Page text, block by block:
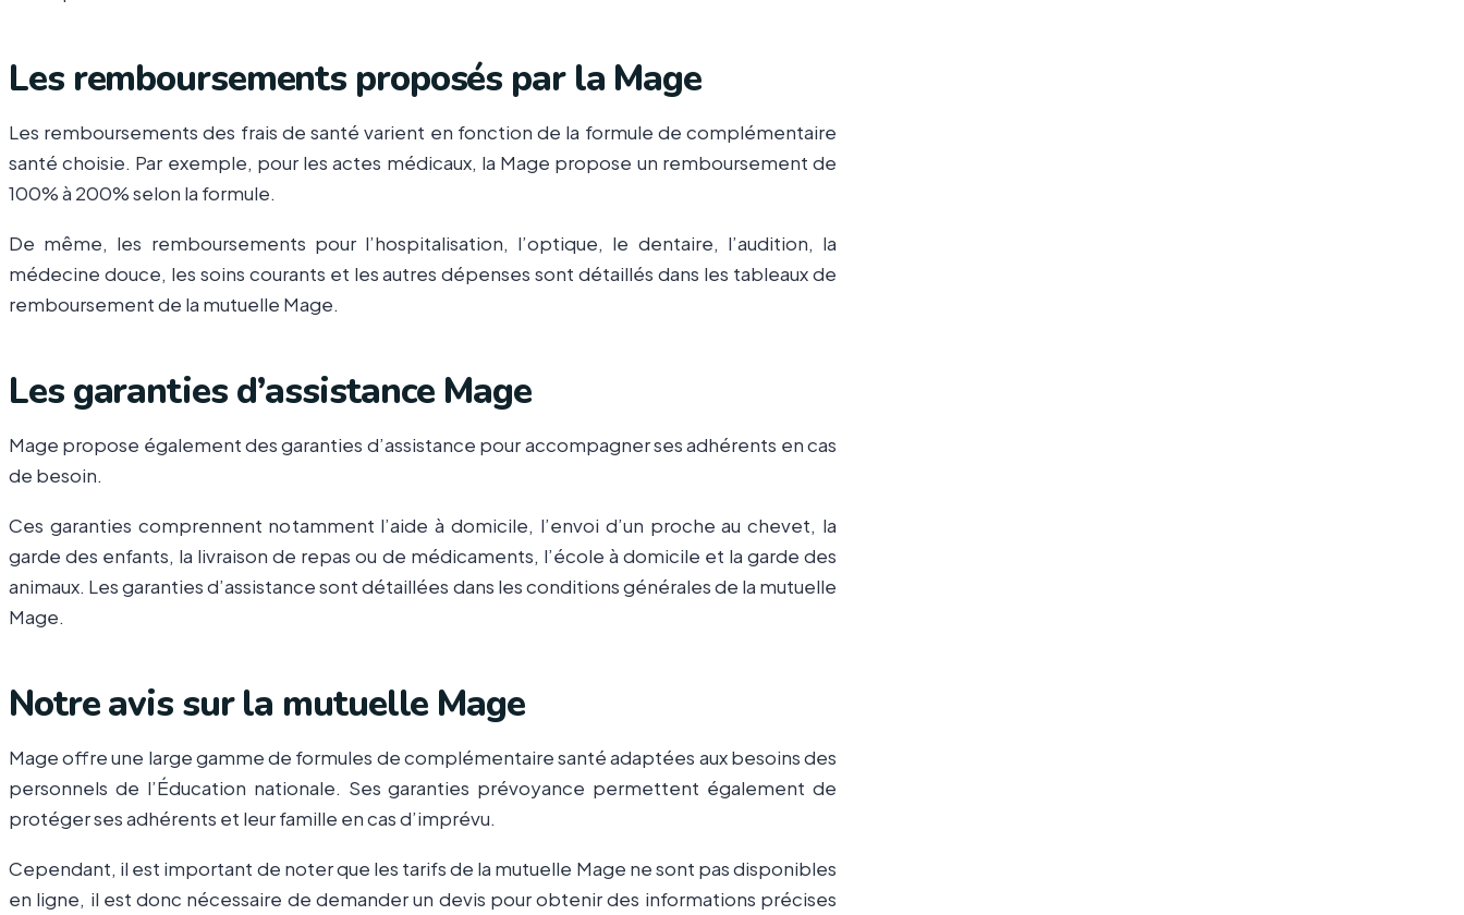
Les remboursements proposés par la Mage
Les remboursements des frais de santé varient en fonction de la formule de complémentaire
santé choisie. Par exemple, pour les actes médicaux, la Mage propose un remboursement de
100% à 200% selon la formule.
De même, les remboursements pour l’hospitalisation, l’optique, le dentaire, l’audition, la
médecine douce, les soins courants et les autres dépenses sont détaillés dans les tableaux de
remboursement de la mutuelle Mage.
Les garanties d’assistance Mage
Mage propose également des garanties d’assistance pour accompagner ses adhérents en cas
de besoin.
Ces garanties comprennent notamment l’aide à domicile, l’envoi d’un proche au chevet, la
garde des enfants, la livraison de repas ou de médicaments, l’école à domicile et la garde des
animaux. Les garanties d’assistance sont détaillées dans les conditions générales de la mutuelle
Mage.
Notre avis sur la mutuelle Mage
Mage offre une large gamme de formules de complémentaire santé adaptées aux besoins des
personnels de l’Éducation nationale. Ses garanties prévoyance permettent également de
protéger ses adhérents et leur famille en cas d’imprévu.
Cependant, il est important de noter que les tarifs de la mutuelle Mage ne sont pas disponibles
en ligne, il est donc nécessaire de demander un devis pour obtenir des informations précises